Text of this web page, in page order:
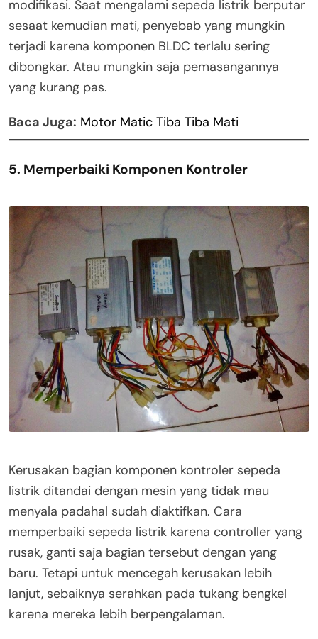
modifikasi. Saat mengalami sepeda listrik berputar
sesaat kemudian mati, penyebab yang mungkin
terjadi karena komponen BLDC terlalu sering
dibongkar. Atau mungkin saja pemasangannya
yang kurang pas.
Baca Juga: Motor Matic Tiba Tiba Mati
5. Memperbaiki Komponen Kontroler
Kerusakan bagian komponen kontroler sepeda
listrik ditandai dengan mesin yang tidak mau
menyala padahal sudah diaktifkan. Cara
memperbaiki sepeda listrik karena controller yang
rusak, ganti saja bagian tersebut dengan yang
baru. Tetapi untuk mencegah kerusakan lebih
lanjut, sebaiknya serahkan pada tukang bengkel
karena mereka lebih berpengalaman.